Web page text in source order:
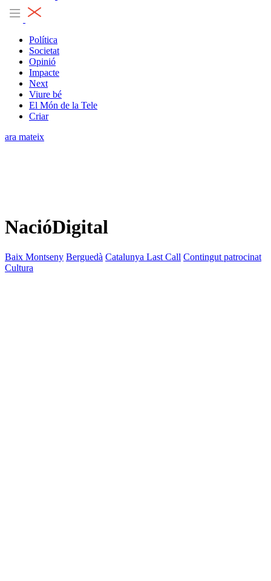
Política
Societat
Opinió
Impacte
Next
Viure bé
El Món de la Tele
Criar
ara mateix
NacióDigital
Baix Montseny Berguedà Catalunya Last Call Contingut patrocinat
Cultura